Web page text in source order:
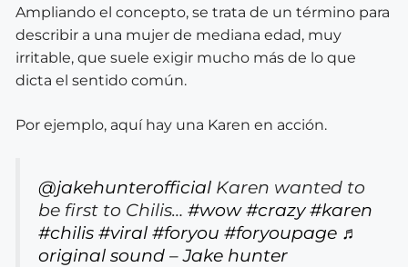
Ampliando el concepto, se trata de un término para
describir a una mujer de mediana edad, muy
irritable, que suele exigir mucho más de lo que
dicta el sentido común.
Por ejemplo, aquí hay una Karen en acción.
@jakehunterofficial Karen wanted to
be first to Chilis… #wow #crazy #karen
#chilis #viral #foryou #foryoupage ♬
original sound – Jake hunter